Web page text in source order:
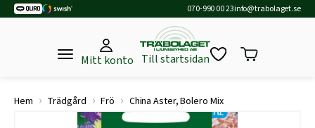
070-990 00 23info@trabolaget.se
Mitt konto Till startsidan
Hem › Trädgård › Frö › China Aster, Bolero Mix